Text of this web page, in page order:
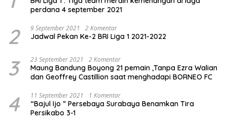
perdana 4 september 2021
2 9 September 2021 2 Komentar
Jadwal Pekan Ke-2 BRI Liga 1 2021-2022
3 23 September 2021 2 Komentar
Maung Bandung Boyong 21 pemain ,Tanpa Ezra Walian
dan Geoffrey Castillion saat menghadapi BORNEO FC
4 11 September 2021 1 Komentar
“Bajul Ijo ” Persebaya Surabaya Benamkan Tira
Persikabo 3-1